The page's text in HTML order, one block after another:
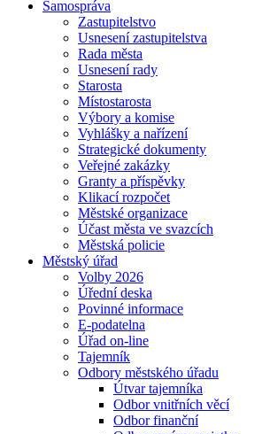
Samospráva
Zastupitelstvo
Usnesení zastupitelstva
Rada města
Usnesení rady
Starosta
Místostarosta
Výbory a komise
Vyhlášky a nařízení
Strategické dokumenty
Veřejné zakázky
Granty a příspěvky
Klikací rozpočet
Městské organizace
Účast města ve svazcích
Městská policie
Městský úřad
Volby 2026
Úřední deska
Povinné informace
E-podatelna
Úřad on-line
Tajemník
Odbory městského úřadu
Útvar tajemníka
Odbor vnitřních věcí
Odbor finanční